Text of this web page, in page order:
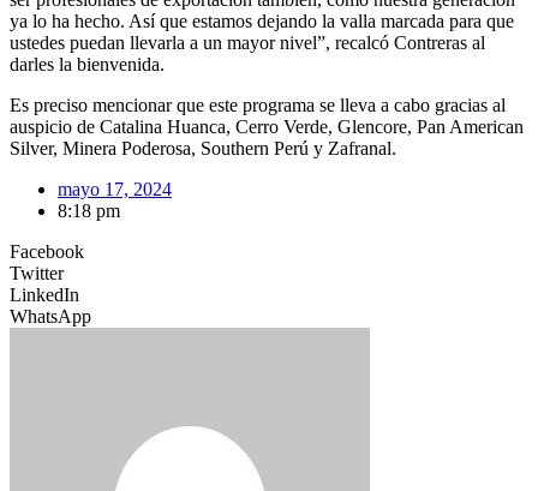
ya lo ha hecho. Así que estamos dejando la valla marcada para que
ustedes puedan llevarla a un mayor nivel”, recalcó Contreras al
darles la bienvenida.
Es preciso mencionar que este programa se lleva a cabo gracias al
auspicio de Catalina Huanca, Cerro Verde, Glencore, Pan American
Silver, Minera Poderosa, Southern Perú y Zafranal.
mayo 17, 2024
8:18 pm
Facebook
Twitter
LinkedIn
WhatsApp